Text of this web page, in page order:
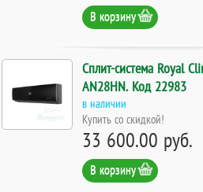
В корзину
Сплит-система Royal
AN28HN. Код 22983
в наличии
Купить со скидкой!
33 600.00 руб.
В корзину